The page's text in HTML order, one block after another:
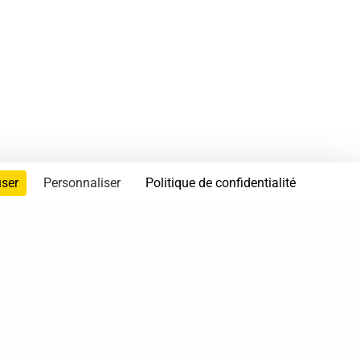
Personnaliser Politique de confidentialité